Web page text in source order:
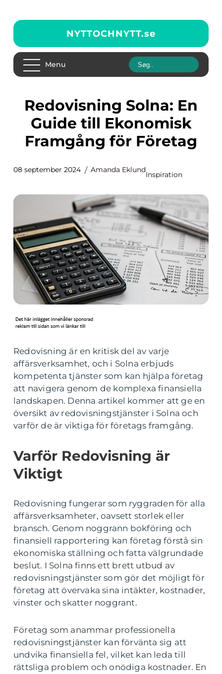
NYTTOCHNYTT.se
Menu
Redovisning Solna: En
Guide till Ekonomisk
Framgång för Företag
08 september 2024 Amanda Eklund
Inspiration
Redovisning är en kritisk del av varje
affärsverksamhet, och i Solna erbjuds
kompetenta tjänster som kan hjälpa företag
att navigera genom de komplexa finansiella
landskapen. Denna artikel kommer att ge en
översikt av redovisningstjänster i Solna och
varför de är viktiga för företags framgång.
Varför Redovisning är
Viktigt
Redovisning fungerar som ryggraden för alla
affärsverksamheter, oavsett storlek eller
bransch. Genom noggrann bokföring och
finansiell rapportering kan företag förstå sin
ekonomiska ställning och fatta välgrundade
beslut. I Solna finns ett brett utbud av
redovisningstjänster som gör det möjligt för
företag att övervaka sina intäkter, kostnader,
vinster och skatter noggrant.
Företag som anammar professionella
redovisningstjänster kan förvänta sig att
undvika finansiella fel, vilket kan leda till
rättsliga problem och onödiga kostnader. En